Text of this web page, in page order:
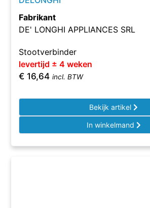
Fabrikant
DE' LONGHI APPLIANCES SRL
Stootverbinder
levertijd ± 4 weken
€ 16,64 incl. BTW
Bekijk artikel
In winkelmand